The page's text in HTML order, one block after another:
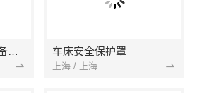
东莞市鑫峰自动化设备有限公司 车床安全保护罩
上海 / 上海